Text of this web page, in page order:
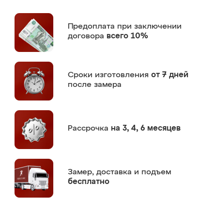
Предоплата при заключении
договора всего 10%
Сроки изготовления от 7 дней
после замера
Рассрочка на 3, 4, 6 месяцев
Замер, доставка и подъем
бесплатно